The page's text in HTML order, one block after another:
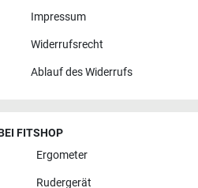
Impressum
Widerrufsrecht
Ablauf des Widerrufs
FITSHOP
Ergometer
Rudergerät